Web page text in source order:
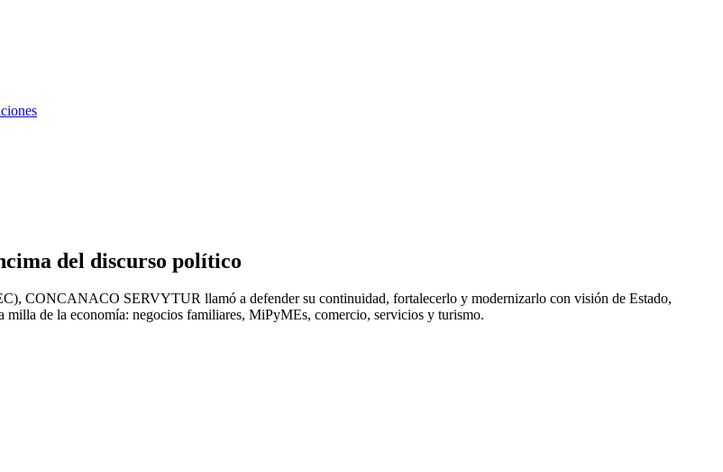
del discurso político
CONCANACO SERVYTUR llamó a defender su continuidad, fortalecerlo y modernizarlo con visión de Estado,
de la economía: negocios familiares, MiPyMEs, comercio, servicios y turismo.